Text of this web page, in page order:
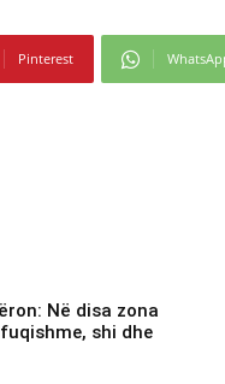
Pinterest
Në disa zona
shi dhe